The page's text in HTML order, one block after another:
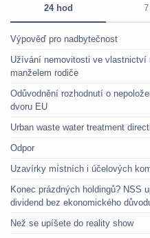
24 hod
Výpověď pro nadbytečnost
Užívání nemovitosti ve vlastnictví
manželem rodiče
Odůvodnění rozhodnutí o
dvoru EU
Urban waste water treatment
Odpor
Uzavírky místních i účelových
Konec prázdných holdingů? NSS
dividend bez ekonomického
Než se upíšete do reality show